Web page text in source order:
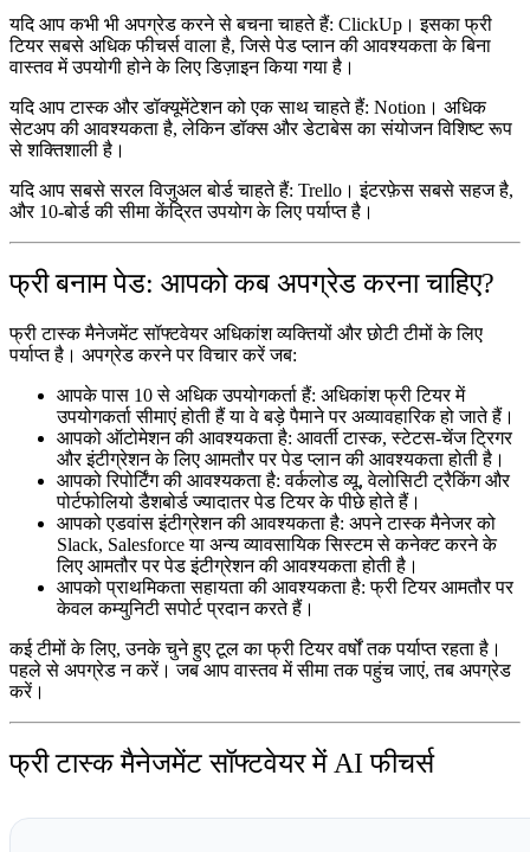
यदि आप कभी भी अपग्रेड करने से बचना चाहते हैं: ClickUp। इसका फ्री
टियर सबसे अधिक फीचर्स वाला है, जिसे पेड प्लान की आवश्यकता के बिना
वास्तव में उपयोगी होने के लिए डिज़ाइन किया गया है।
यदि आप टास्क और डॉक्यूमेंटेशन को एक साथ चाहते हैं: Notion। अधिक
सेटअप की आवश्यकता है, लेकिन डॉक्स और डेटाबेस का संयोजन विशिष्ट रूप
से शक्तिशाली है।
यदि आप सबसे सरल विजुअल बोर्ड चाहते हैं: Trello। इंटरफ़ेस सबसे सहज है,
और 10-बोर्ड की सीमा केंद्रित उपयोग के लिए पर्याप्त है।
फ्री बनाम पेड: आपको कब अपग्रेड करना चाहिए?
फ्री टास्क मैनेजमेंट सॉफ्टवेयर अधिकांश व्यक्तियों और छोटी टीमों के लिए
पर्याप्त है। अपग्रेड करने पर विचार करें जब:
आपके पास 10 से अधिक उपयोगकर्ता हैं: अधिकांश फ्री टियर में
उपयोगकर्ता सीमाएं होती हैं या वे बड़े पैमाने पर अव्यावहारिक हो जाते हैं।
आपको ऑटोमेशन की आवश्यकता है: आवर्ती टास्क, स्टेटस-चेंज ट्रिगर
और इंटीग्रेशन के लिए आमतौर पर पेड प्लान की आवश्यकता होती है।
आपको रिपोर्टिंग की आवश्यकता है: वर्कलोड व्यू, वेलोसिटी ट्रैकिंग और
पोर्टफोलियो डैशबोर्ड ज्यादातर पेड टियर के पीछे होते हैं।
आपको एडवांस इंटीग्रेशन की आवश्यकता है: अपने टास्क मैनेजर को
Slack, Salesforce या अन्य व्यावसायिक सिस्टम से कनेक्ट करने के
लिए आमतौर पर पेड इंटीग्रेशन की आवश्यकता होती है।
आपको प्राथमिकता सहायता की आवश्यकता है: फ्री टियर आमतौर पर
केवल कम्युनिटी सपोर्ट प्रदान करते हैं।
कई टीमों के लिए, उनके चुने हुए टूल का फ्री टियर वर्षों तक पर्याप्त रहता है।
पहले से अपग्रेड न करें। जब आप वास्तव में सीमा तक पहुंच जाएं, तब अपग्रेड
करें।
फ्री टास्क मैनेजमेंट सॉफ्टवेयर में AI फीचर्स